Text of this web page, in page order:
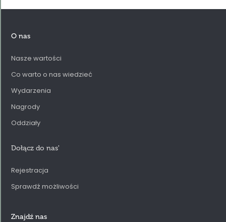
O nas
Nasze wartości
Co warto o nas wiedzieć
Wydarzenia
Nagrody
Oddziały
Dołącz do nas'
Rejestracja
Sprawdź możliwości
Znajdź nas